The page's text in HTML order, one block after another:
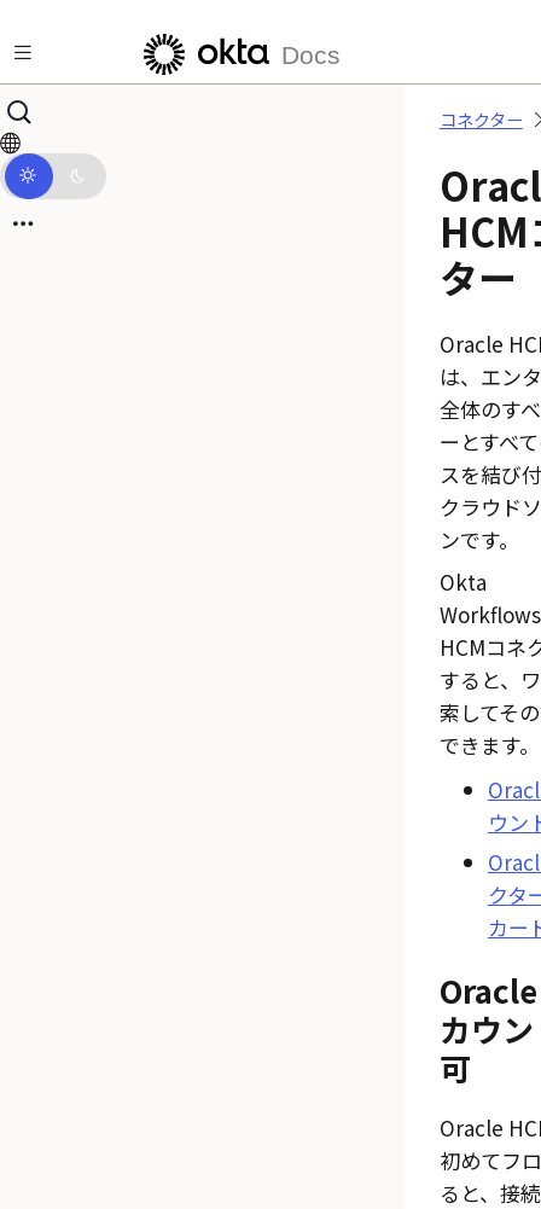
Docs
コネクター
HCM
ター
Oracle
は、エン
全体のす
ーとすべ
スを結び
クラウド
ンです。
Okta
Workflows
HCMコネ
すると、
索してそ
できます。
ウン
クタ
カー
カウ
可
Oracle
初めてフ
ると、接